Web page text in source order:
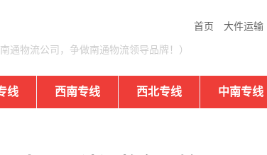
首页 大件运输
南通物流公司，争做南通物流领导品牌！）
线 西南专线 西北专线 中南专线